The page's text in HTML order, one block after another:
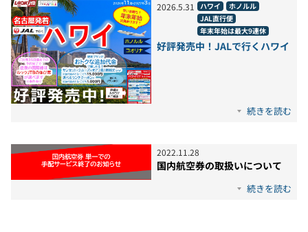
2026.5.31 ハワイ
ホノルル
JAL直行便
年末年始は最大9連休
好評発売中！JALで行くハワイ
続きを読む
2022.11 .28
国内航空券の取扱いについて
続きを読む